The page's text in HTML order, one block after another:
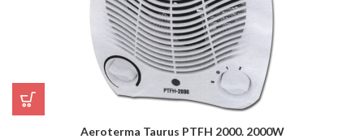
Aeroterma Taurus PTFH 2000. 2000W